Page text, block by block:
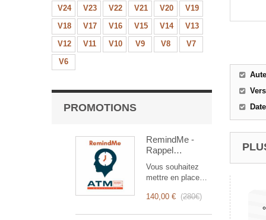
V24 V23 V22 V21 V20
V19
V18
V17 V16 V15 V14
V13
V12
V11 V10 V9 V8
V7
V6
PROMOTIONS
RemindMe -
Rappel
(mail,
événement,
notification)
Vous souhaitez
mettre en place
automatiques ?
140,00 € (280€)